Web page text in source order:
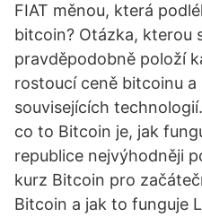
FIAT měnou, která
bitcoin? Otázka, kterou
pravděpodobně položí
rostoucí ceně bitcoinu
souvisejících
co to Bitcoin je, jak
republice nejvýhodněji
kurz Bitcoin pro
Bitcoin a jak to funguje